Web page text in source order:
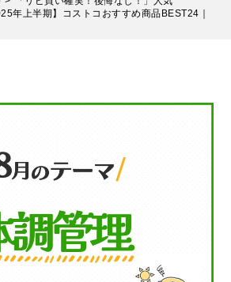
年上半期】コストコおすすめ商品BEST24｜